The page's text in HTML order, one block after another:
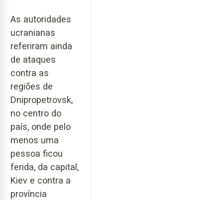
As autoridades
ucranianas
referiram ainda
de ataques
contra as
regiões de
Dnipropetrovsk,
no centro do
país, onde pelo
menos uma
pessoa ficou
ferida, da capital,
Kiev e contra a
província